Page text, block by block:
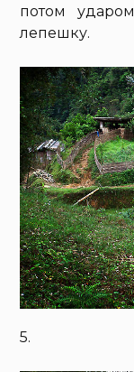
потом
лепешку.
5.